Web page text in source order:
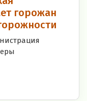
горожан